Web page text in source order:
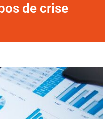
de crise